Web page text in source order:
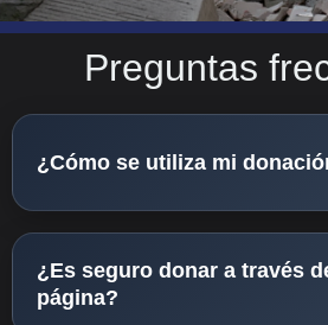
Preguntas
¿Cómo se utiliza mi
¿Es seguro donar a través
página?